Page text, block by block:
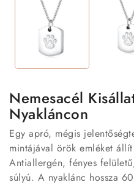
Nemesacél
Nyakláncon
Egy apró, mégis
mintájával örök emléket
Antiallergén, fényes
súlyú. A nyaklánc hossza